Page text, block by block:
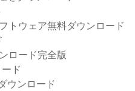
トウェア無料ダウンロード
ロード完全版
ド
ウンロード